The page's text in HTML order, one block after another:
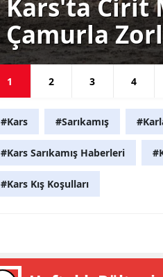
Kars'ta Cirit
Çamurla
1 2 3 4
#Kars #Sarıkamış
#Kars Sarıkamış Haberleri
#Kars Kış Koşulları